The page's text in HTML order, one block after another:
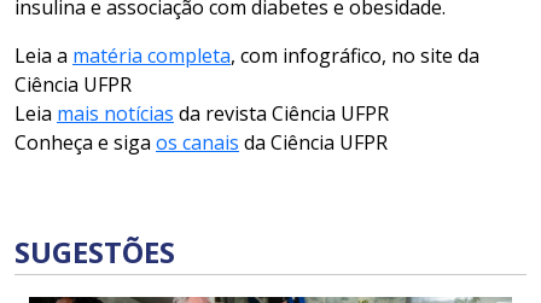
insulina e associação com diabetes e obesidade.
Leia a matéria completa, com infográfico, no site da
Ciência UFPR
Leia mais notícias da revista Ciência UFPR
Conheça e siga os canais da Ciência UFPR
SUGESTÕES